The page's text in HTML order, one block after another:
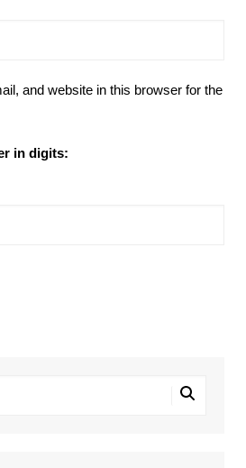
and website in this browser for the
in digits: